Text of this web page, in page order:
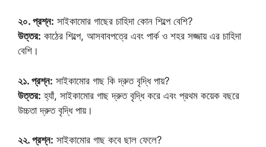
২০. প্রশ্ন: সাইকামোর গাছের চাহিদা কোন শিল্পে বেশি?
উত্তর: কাঠের শিল্পে, আসবাবপত্রে এবং পার্ক ও শহর সজ্জায় এর চাহিদা
বেশি।
২১. প্রশ্ন: সাইকামোর গাছ কি দ্রুত বৃদ্ধি পায়?
উত্তর: হ্যাঁ, সাইকামোর গাছ দ্রুত বৃদ্ধি করে এবং প্রথম কয়েক বছরে
উচ্চতা দ্রুত বৃদ্ধি পায়।
২২. প্রশ্ন: সাইকামোর গাছ কবে ছাল ফেলে?